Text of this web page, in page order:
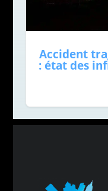
Accident
: état des